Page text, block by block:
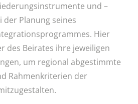
und –
Planung seines
Hier
des Beirates ihre jeweiligen
um regional abgestimmte
Rahmenkriterien der